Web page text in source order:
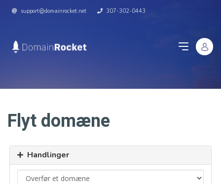
support@domainrocket.net 307-302-0443
Flyt domæne
Handlinger